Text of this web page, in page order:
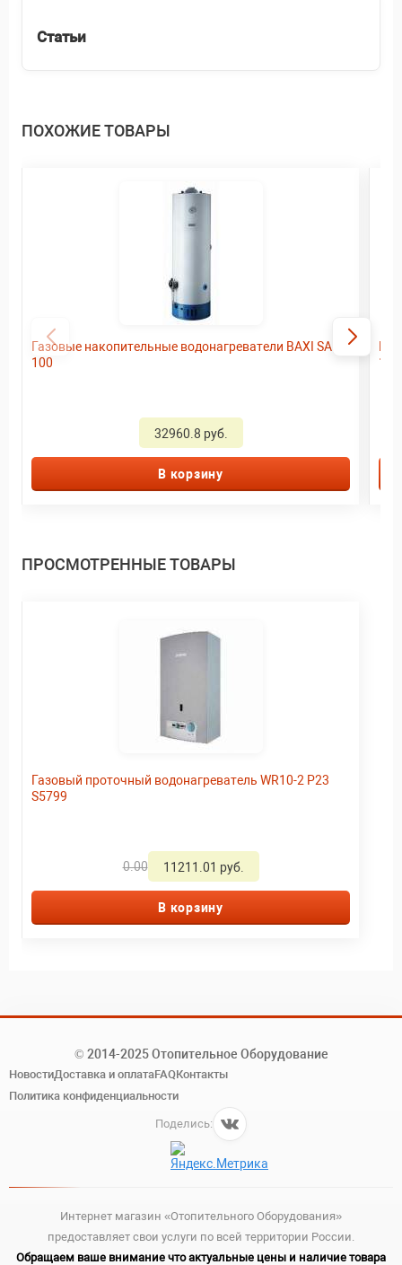
Статьи
ПОХОЖИЕ ТОВАРЫ
Газовые накопительные водонагреватели BAXI SAG3
100
32960.8 руб.
В корзину
150
ПРОСМОТРЕННЫЕ ТОВАРЫ
Газовый проточный водонагреватель WR10-2 P23
S5799
0.00 11211.01 руб.
В корзину
© 2014-2025 Отопительное Оборудование
НовостиДоставка и оплатаFAQКонтакты
Политика конфиденциальности
Поделись:
Интернет магазин «Отопительного Оборудования»
предоставляет свои услуги по всей территории России.
Обращаем ваше внимание что актуальные цены и наличие товара